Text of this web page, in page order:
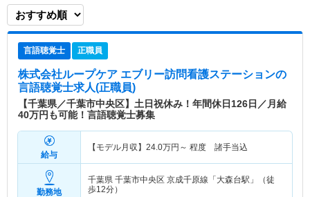
言語聴覚士 正職員
株式会社ループケア エブリー訪問看護ステーションの
言語聴覚士求人(正職員)
【千葉県／千葉市中央区】土日祝休み！年間休日126日／月給
40万円も可能！言語聴覚士募集
給与
【モデル月収】 24.0万円～ 程度 諸手当込
勤務地
千葉県 千葉市中央区 京成千原線「大森台駅」（徒
歩12分）